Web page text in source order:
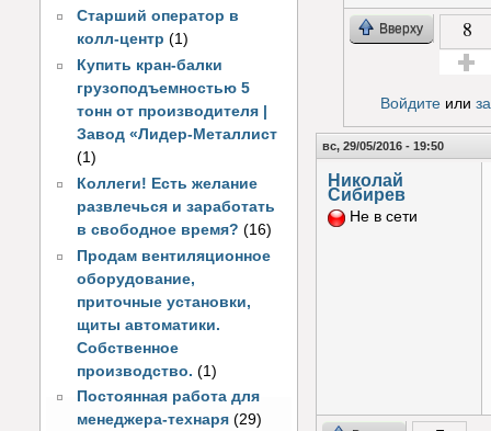
Старший оператор в
колл-центр (1)
Купить кран-балки
грузоподъемностью 5
тонн от производителя |
Завод «Лидер-Металлист
(1)
Коллеги! Есть желание
развлечься и заработать
в свободное время? (16)
Продам вентиляционное
оборудование,
приточные установки,
щиты автоматики.
Собственное
производство. (1)
Постоянная работа для
менеджера-технаря (29)
Вверху 8
Войдитеили
вс, 29/05/2016 - 19:50
Николай
Сибирев
Не в сети